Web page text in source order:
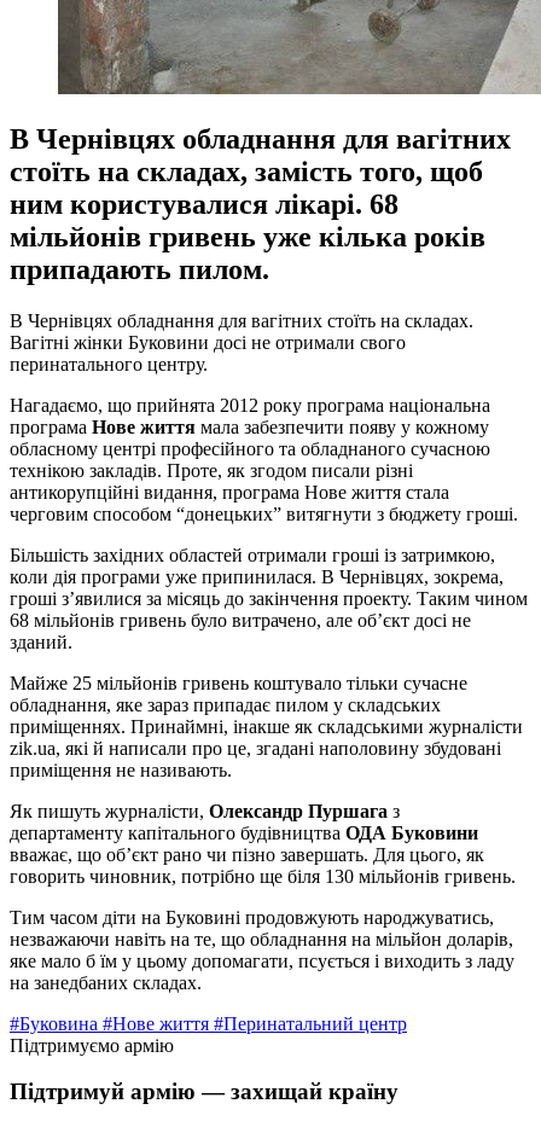
В Чернівцях обладнання для вагітних
стоїть на складах, замість того, щоб
ним користувалися лікарі. 68
мільйонів гривень уже кілька років
припадають пилом.
В Чернівцях обладнання для вагітних стоїть на складах.
Вагітні жінки Буковини досі не отримали свого
перинатального центру.
Нагадаємо, що прийнята 2012 року програма національна
програма Нове життя мала забезпечити появу у кожному
обласному центрі професійного та обладнаного сучасною
технікою закладів. Проте, як згодом писали різні
антикорупційні видання, програма Нове життя стала
черговим способом “донецьких” витягнути з бюджету гроші.
Більшість західних областей отримали гроші із затримкою,
коли дія програми уже припинилася. В Чернівцях, зокрема,
гроші з’явилися за місяць до закінчення проекту. Таким чином
68 мільйонів гривень було витрачено, але об’єкт досі не
зданий.
Майже 25 мільйонів гривень коштувало тільки сучасне
обладнання, яке зараз припадає пилом у складських
приміщеннях. Принаймні, інакше як складськими журналісти
zik.ua, які й написали про це, згадані наполовину збудовані
приміщення не називають.
Як пишуть журналісти, Олександр Пуршага з
департаменту капітального будівництва ОДА Буковини
вважає, що об’єкт рано чи пізно завершать. Для цього, як
говорить чиновник, потрібно ще біля 130 мільйонів гривень.
Тим часом діти на Буковині продовжують народжуватись,
незважаючи навіть на те, що обладнання на мільйон доларів,
яке мало б їм у цьому допомагати, псується і виходить з ладу
на занедбаних складах.
#Буковина #Нове життя #Перинатальний центр
Підтримуємо армію
Підтримуй армію — захищай країну